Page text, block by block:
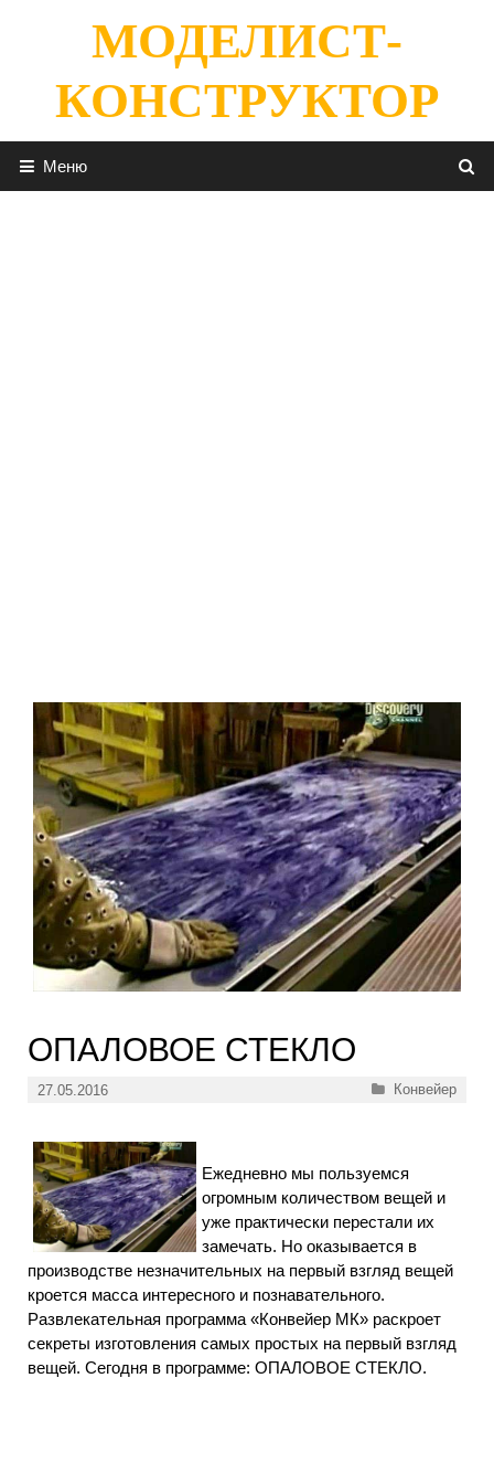
содержимомуМОДЕЛИСТ-
КОНСТРУКТОР
Меню
ОПАЛОВОЕ СТЕКЛО
27.05.2016 Рубрики
Конвейер
Ежедневно мы пользуемся
огромным количеством вещей и
уже практически перестали их
замечать. Но оказывается в
производстве незначительных на первый взгляд вещей
кроется масса интересного и познавательного.
Развлекательная программа «Конвейер МК» раскроет
секреты изготовления самых простых на первый взгляд
вещей. Сегодня в программе: ОПАЛОВОЕ СТЕКЛО.